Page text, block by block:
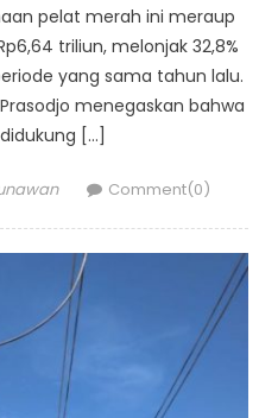
pelat merah ini meraup
triliun, melonjak 32,8%
yang sama tahun lalu.
menegaskan bahwa
[…]
Comment(0)